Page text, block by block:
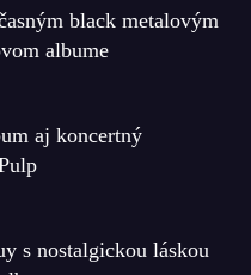
black metalovým
albume
aj koncertný
s nostalgickou láskou